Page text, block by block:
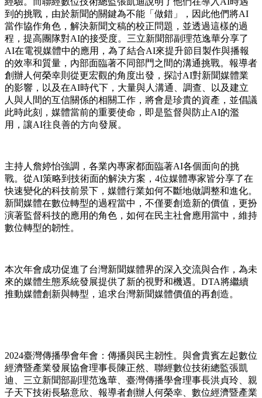
到的挑戰，由於新聞的關鍵為不能「做錯」，因此他們將AI
當作協作角色，解決新聞文稿的校正問題，並透過這樣的過
程，提高團隊對AI的接受度。三立新聞部副理范逸華分享了
AI在電視媒體中的應用，為了結合AI來提升節目製作與播報
的效率和質量，內部面臨著不同部門之間的溝通挑戰。報導者
創辦人何榮幸則從更宏觀的角度出發，探討AI對新聞媒體業
的影響，以及在AI時代下，大量與人溝通、調查、以及建立
人與人間的互信關係的相關工作，將會是珍貴的資產，並倡議
此時此刻，媒體當前的重要使命，即是監督與防止AI的濫
用，讓AI往良善的方向發展。
主持人詹婷怡強調，各業內專家都面臨著AI各個面向的挑
戰。從AI策略到技術面的解決方案， 4位媒體專家皆分享了在
快速變化的科技前景下，媒體行業如何不斷地做調整和進化。
新聞媒體在數位轉型的過程當中，不僅要創造新的價值，更扮
演著監督科技的應用的角色，如何在民主社會應用當中，維持
數位轉型的韌性。
本次年會成功促進了台灣新聞媒體界的深入交流與合作，為未
來的媒體生態系統發展提供了新的視野和機遇。 DTA將繼續
推動媒體創新與轉型，追求台灣新聞媒體價值的再創造。
2024臺灣傳播學會年會：傳播與民主韌性。與會貴賓左起數位
經濟暨產業發展協會理事長陳正然、聯經數位技術總監張凱
迪、三立新聞部副理范逸華、臺灣傳播學會理事長洪貞玲、親
子天下技術長駱意欣、報導者創辦人何榮幸、數位經濟暨產業